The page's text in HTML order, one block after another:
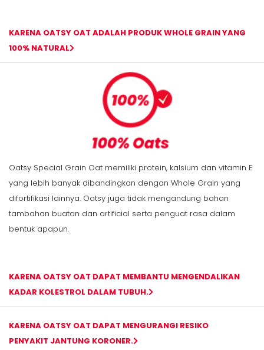
KARENA OATSY OAT ADALAH PRODUK WHOLE GRAIN YANG
100% NATURAL
Oatsy Special Grain Oat memiliki protein, kalsium dan vitamin E
yang lebih banyak dibandingkan dengan Whole Grain yang
difortifikasi lainnya. Oatsy juga tidak mengandung bahan
tambahan buatan dan artificial serta penguat rasa dalam
bentuk apapun.
KARENA OATSY OAT DAPAT MEMBANTU MENGENDALIKAN
KADAR KOLESTROL DALAM TUBUH.
KARENA OATSY OAT DAPAT MENGURANGI RESIKO
PENYAKIT JANTUNG KORONER.